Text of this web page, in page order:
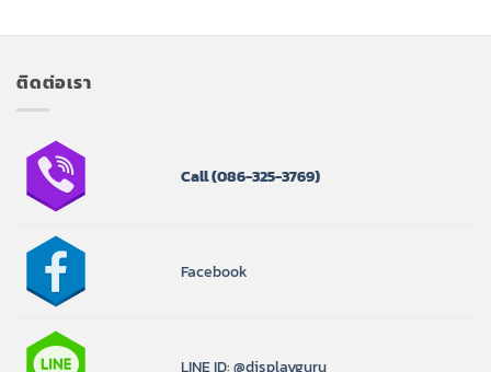
ติดต่อเรา
Call(086-325-3769)
Facebook
LINE ID: @displayguru